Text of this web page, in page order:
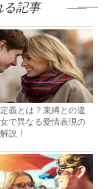
る記事
義とは？束縛との違
で異なる愛情表現の
説！